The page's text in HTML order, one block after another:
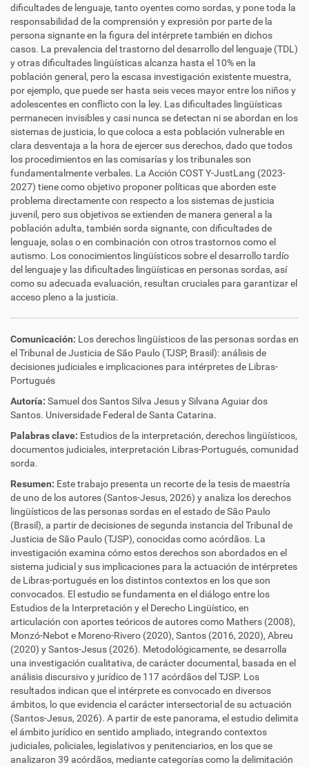
dificultades de lenguaje, tanto oyentes como sordas, y pone toda la
responsabilidad de la comprensión y expresión por parte de la
persona signante en la figura del intérprete también en dichos
casos. La prevalencia del trastorno del desarrollo del lenguaje (TDL)
y otras dificultades lingüísticas alcanza hasta el 10% en la
población general, pero la escasa investigación existente muestra,
por ejemplo, que puede ser hasta seis veces mayor entre los niños y
adolescentes en conflicto con la ley. Las dificultades lingüísticas
permanecen invisibles y casi nunca se detectan ni se abordan en los
sistemas de justicia, lo que coloca a esta población vulnerable en
clara desventaja a la hora de ejercer sus derechos, dado que todos
los procedimientos en las comisarías y los tribunales son
fundamentalmente verbales. La Acción COST Y-JustLang (2023-
2027) tiene como objetivo proponer políticas que aborden este
problema directamente con respecto a los sistemas de justicia
juvenil, pero sus objetivos se extienden de manera general a la
población adulta, también sorda signante, con dificultades de
lenguaje, solas o en combinación con otros trastornos como el
autismo. Los conocimientos lingüísticos sobre el desarrollo tardío
del lenguaje y las dificultades lingüísticas en personas sordas, así
como su adecuada evaluación, resultan cruciales para garantizar el
acceso pleno a la justicia.
Comunicación: Los derechos lingüísticos de las personas sordas en
el Tribunal de Justicia de São Paulo (TJSP, Brasil): análisis de
decisiones judiciales e implicaciones para intérpretes de Libras-
Portugués
Autoría: Samuel dos Santos Silva Jesus y Silvana Aguiar dos
Santos. Universidade Federal de Santa Catarina.
Palabras clave: Estudios de la interpretación, derechos lingüísticos,
documentos judiciales, interpretación Libras-Portugués, comunidad
sorda.
Resumen: Este trabajo presenta un recorte de la tesis de maestría
de uno de los autores (Santos-Jesus, 2026) y analiza los derechos
lingüísticos de las personas sordas en el estado de São Paulo
(Brasil), a partir de decisiones de segunda instancia del Tribunal de
Justicia de São Paulo (TJSP), conocidas como acórdãos. La
investigación examina cómo estos derechos son abordados en el
sistema judicial y sus implicaciones para la actuación de intérpretes
de Libras-portugués en los distintos contextos en los que son
convocados. El estudio se fundamenta en el diálogo entre los
Estudios de la Interpretación y el Derecho Lingüístico, en
articulación con aportes teóricos de autores como Mathers (2008),
Monzó-Nebot e Moreno-Rivero (2020), Santos (2016, 2020), Abreu
(2020) y Santos-Jesus (2026). Metodológicamente, se desarrolla
una investigación cualitativa, de carácter documental, basada en el
análisis discursivo y jurídico de 117 acórdãos del TJSP. Los
resultados indican que el intérprete es convocado en diversos
ámbitos, lo que evidencia el carácter intersectorial de su actuación
(Santos-Jesus, 2026). A partir de este panorama, el estudio delimita
el ámbito jurídico en sentido ampliado, integrando contextos
judiciales, policiales, legislativos y penitenciarios, en los que se
analizaron 39 acórdãos, mediante categorías como la delimitación